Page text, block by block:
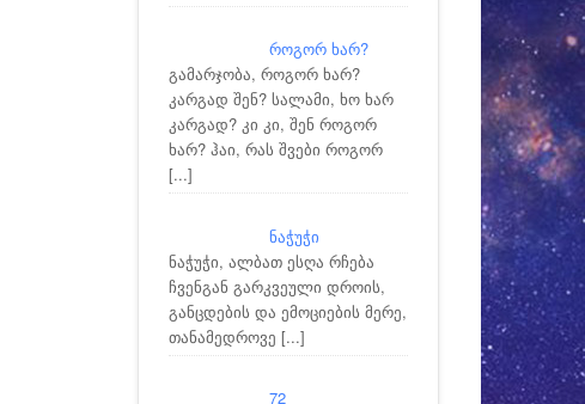
როგორ ხარ?
გამარჯობა, როგორ ხარ?
კარგად შენ? სალამი, ხო ხარ
კარგად? კი კი, შენ როგორ
ხარ? ჰაი, რას შვები როგორ
[...]
ნაჭუჭი
ნაჭუჭი, ალბათ ესღა რჩება
ჩვენგან გარკვეული დროის,
განცდების და ემოციების მერე,
თანამედროვე [...]
72